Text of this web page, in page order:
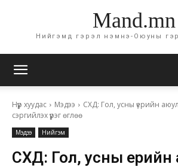
Mand.mn
Нийгэмд гэрэл нэмнэ-Оюуны
Нүүр хуудас Мэдээ
СХД: Гол, усны үерийн
сэргийлэх үүрэг өглөө
Мэдээ Нийгэм
СХД: Гол, усны үерийн